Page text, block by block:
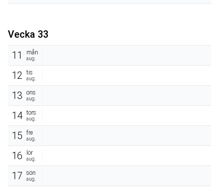
Vecka 33
11
mån
aug.
12 tis
aug.
13 ons
aug.
14 tors
aug.
15 fre
aug.
16 lör
aug.
17 sön
aug.